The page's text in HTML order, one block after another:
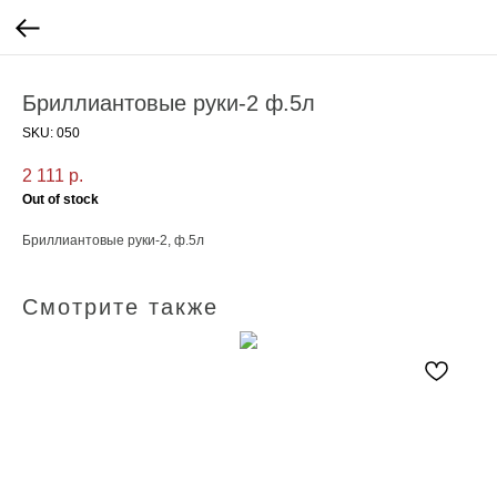
Бриллиантовые руки-2 ф.5л
SKU: 050
2 111 р.
Out of stock
Бриллиантовые руки-2, ф.5л
Смотрите также